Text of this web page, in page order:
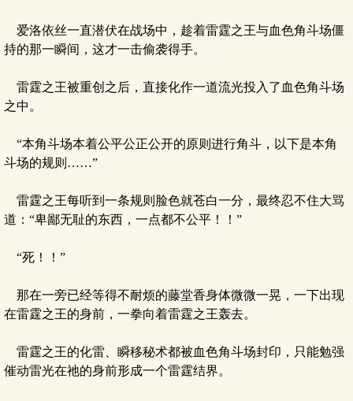
爱洛依丝一直潜伏在战场中，趁着雷霆之王与血色角斗场僵
持的那一瞬间，这才一击偷袭得手。
雷霆之王被重创之后，直接化作一道流光投入了血色角斗场
之中。
“本角斗场本着公平公正公开的原则进行角斗，以下是本角
斗场的规则……”
雷霆之王每听到一条规则脸色就苍白一分，最终忍不住大骂
道：“卑鄙无耻的东西，一点都不公平！！”
“死！！”
那在一旁已经等得不耐烦的藤堂香身体微微一晃，一下出现
在雷霆之王的身前，一拳向着雷霆之王轰去。
雷霆之王的化雷、瞬移秘术都被血色角斗场封印，只能勉强
催动雷光在祂的身前形成一个雷霆结界。